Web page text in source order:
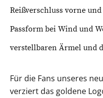
Reißverschluss vorne
Passform bei Wind und
verstellbaren Ärmel und
Für die Fans unseres
verziert das goldene